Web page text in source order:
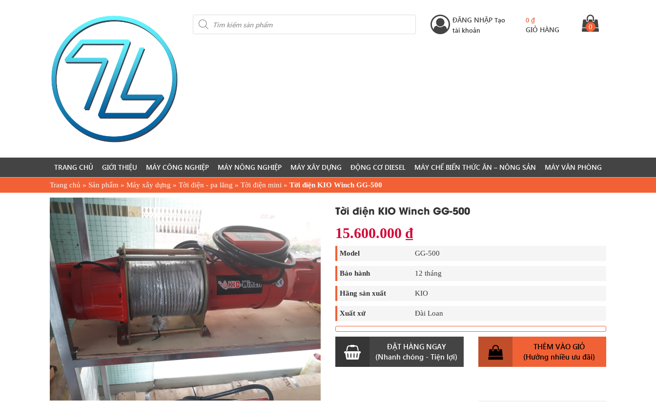
Products
search
ĐĂNG NHẬP Tạo
tài khoản
0 ₫
GIỎ HÀNG 0
TRANG CHỦ GIỚI THIỆU MÁY CÔNG NGHIỆP MÁY NÔNG NGHIỆP MÁY XÂY DỰNG ĐỘNG CƠ DIESEL MÁY CHẾ BIẾN THỨC ĂN – NÔNG SẢN MÁY VĂN PHÒNG
Trang chủ » Sản phẩm » Máy xây dựng » Tời điện - pa lăng » Tời điện mini » Tời điện KIO Winch GG-500
Tời điện KIO Winch GG-500
15.600.000 ₫
Model GG-500
Bảo hành 12 tháng
Hãng sản xuất KIO
Xuất xứ Đài Loan
ĐẶT HÀNG NGAY
(Nhanh chóng - Tiện lợi)
THÊM VÀO GIỎ
(Hưởng nhiều ưu đãi)